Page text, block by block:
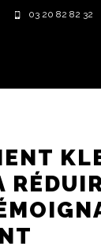
03 20 82 82 32